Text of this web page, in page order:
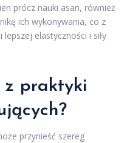
prócz nauki asan, również
ich wykonywania, co z
elastyczności i siły
z praktyki
przynieść szereg